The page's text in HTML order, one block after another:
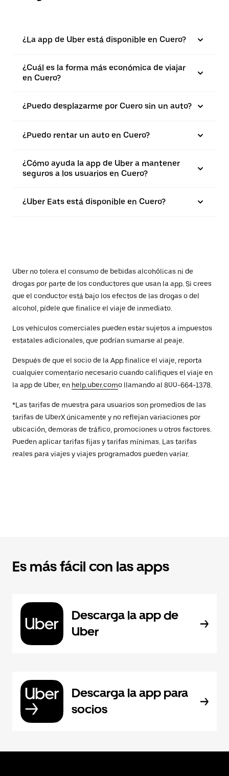
¿La app de Uber está disponible en Cuero?
¿Cuál es la forma más económica de viajar
en Cuero?
¿Puedo desplazarme por Cuero sin un auto?
¿Puedo rentar un auto en Cuero?
¿Cómo ayuda la app de Uber a mantener
seguros a los usuarios en Cuero?
¿Uber Eats está disponible en Cuero?
Uber no tolera el consumo de bebidas alcohólicas ni de
drogas por parte de los conductores que usan la app. Si crees
que el conductor está bajo los efectos de las drogas o del
alcohol, pídele que finalice el viaje de inmediato.
Los vehículos comerciales pueden estar sujetos a impuestos
estatales adicionales, que podrían sumarse al peaje.
Después de que el socio de la App finalice el viaje, reporta
cualquier comentario necesario cuando califiques el viaje en
la app de Uber, en help.uber.como llamando al 800-664-1378.
*Las tarifas de muestra para usuarios son promedios de las
tarifas de UberX únicamente y no reflejan variaciones por
ubicación, demoras de tráfico, promociones u otros factores.
Pueden aplicar tarifas fijas y tarifas mínimas. Las tarifas
reales para viajes y viajes programados pueden variar.
Es más fácil con las apps
Descarga la app de
Uber
Descarga la app para
socios